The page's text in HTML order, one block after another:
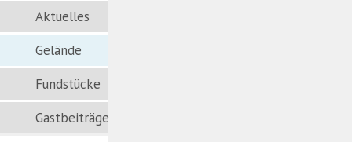
Aktuelles
Gelände
Fundstücke
Gastbeiträge